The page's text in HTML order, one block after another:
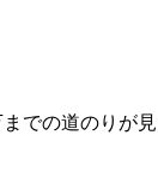
での道のりが見